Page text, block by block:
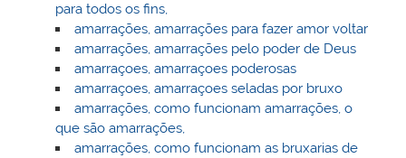
para todos os fins,
amarrações, amarrações para fazer amor voltar
amarrações, amarrações pelo poder de Deus
amarraçoes, amarraçoes poderosas
amarraçoes, amarraçoes seladas por bruxo
amarrações, como funcionam amarrações, o
que são amarrações,
amarrações, como funcionam as bruxarias de